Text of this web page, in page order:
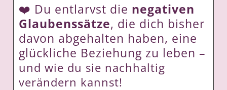
❤️ Du entlarvst die negativen
Glaubenssätze, die dich bisher
davon abgehalten haben, eine
glückliche Beziehung zu leben –
und wie du sie nachhaltig
verändern kannst!